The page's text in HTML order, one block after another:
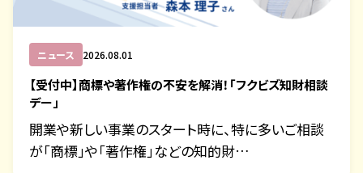
ニュース 2026.08.01
【受付中】商標や著作権の不安を解消！「フクビズ知財相談
デー」
開業や新しい事業のスタート時に、特に多いご相談
が「商標」や「著作権」などの知的財…